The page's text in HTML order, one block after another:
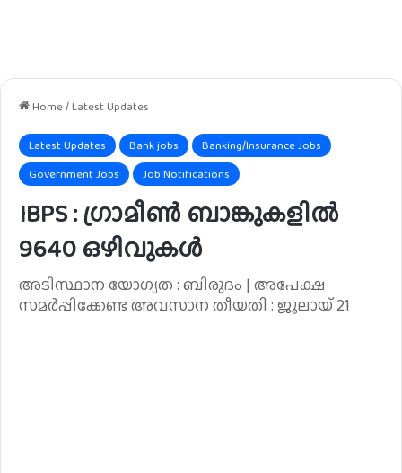
Home/Latest Updates
Latest Updates Bank jobs
Banking/Insurance Jobs
Government Jobs
Job Notifications
IBPS : ഗ്രാമീൺ ബാങ്കുകളിൽ
9640 ഒഴിവുകൾ
അടിസ്ഥാന യോഗ്യത : ബിരുദം | അപേക്ഷ
സമർപ്പിക്കേണ്ട അവസാന തീയതി : ജൂലായ് 21